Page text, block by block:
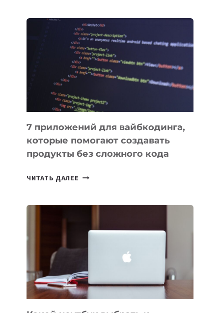
ПОЛЕЗНЫХ
ИНСТРУМЕНТОВ
ДЛЯ
РАБОТЫ
7 приложений для вайбкодинга,
которые помогают создавать
продукты без сложного кода
ЧИТАТЬ ДАЛЕЕ
ПОМОГАЮТ
СОЗДАВАТЬ
БЕЗ
СЛОЖНОГО
КОДА